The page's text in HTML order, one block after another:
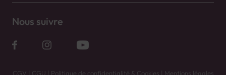
Nous suivre
CGV | CGU | Politique de confidentialité & Cookies | Mentions légales